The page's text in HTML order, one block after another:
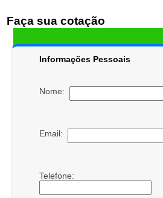
Faça sua cotação
Informações Pessoais
Nome:
Email:
Telefone: